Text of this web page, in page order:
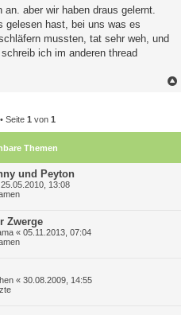
aber wir haben draus gelernt.
gelesen hast, bei uns was es
mussten, tat sehr weh, und
ich im anderen thread
Seite 1 von 1
Themen
und Peyton
25.05.2010, 13:08
Zwerge
« 05.11.2013, 07:04
« 30.08.2009, 14:55